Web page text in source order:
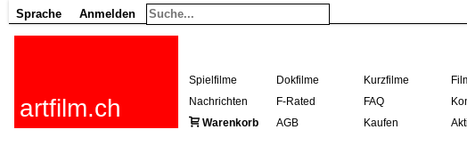
Sprache Anmelden
artfilm.ch
Spielfilme Dokfilme Kurzfilme
Nachrichten
F-Rated FAQ
Warenkorb
AGB Kaufen